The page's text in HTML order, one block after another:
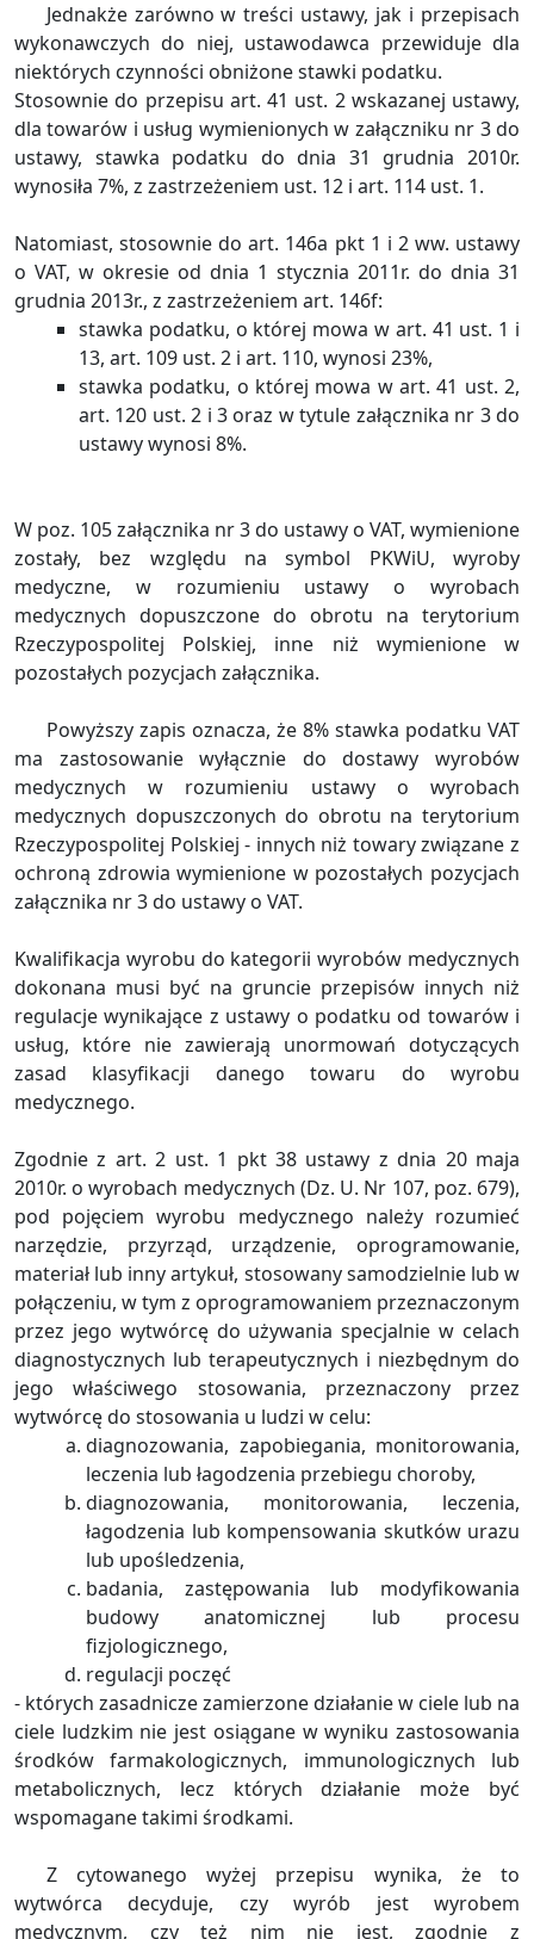
Jednakże zarówno w treści ustawy, jak i przepisach
wykonawczych do niej, ustawodawca przewiduje dla
niektórych czynności obniżone stawki podatku.
Stosownie do przepisu art. 41 ust. 2 wskazanej ustawy,
dla towarów i usług wymienionych w załączniku nr 3 do
ustawy, stawka podatku do dnia 31 grudnia 2010r.
wynosiła 7%, z zastrzeżeniem ust. 12 i art. 114 ust. 1.
Natomiast, stosownie do art. 146a pkt 1 i 2 ww. ustawy
o VAT, w okresie od dnia 1 stycznia 2011r. do dnia 31
grudnia 2013r., z zastrzeżeniem art. 146f:
stawka podatku, o której mowa w art. 41 ust. 1 i
13, art. 109 ust. 2 i art. 110, wynosi 23%,
stawka podatku, o której mowa w art. 41 ust. 2,
art. 120 ust. 2 i 3 oraz w tytule załącznika nr 3 do
ustawy wynosi 8%.
W poz. 105 załącznika nr 3 do ustawy o VAT, wymienione
zostały, bez względu na symbol PKWiU, wyroby
medyczne, w rozumieniu ustawy o wyrobach
medycznych dopuszczone do obrotu na terytorium
Rzeczypospolitej Polskiej, inne niż wymienione w
pozostałych pozycjach załącznika.
Powyższy zapis oznacza, że 8% stawka podatku VAT
ma zastosowanie wyłącznie do dostawy wyrobów
medycznych w rozumieniu ustawy o wyrobach
medycznych dopuszczonych do obrotu na terytorium
Rzeczypospolitej Polskiej - innych niż towary związane z
ochroną zdrowia wymienione w pozostałych pozycjach
załącznika nr 3 do ustawy o VAT.
Kwalifikacja wyrobu do kategorii wyrobów medycznych
dokonana musi być na gruncie przepisów innych niż
regulacje wynikające z ustawy o podatku od towarów i
usług, które nie zawierają unormowań dotyczących
zasad klasyfikacji danego towaru do wyrobu
medycznego.
Zgodnie z art. 2 ust. 1 pkt 38 ustawy z dnia 20 maja
2010r. o wyrobach medycznych (Dz. U. Nr 107, poz. 679),
pod pojęciem wyrobu medycznego należy rozumieć
narzędzie, przyrząd, urządzenie, oprogramowanie,
materiał lub inny artykuł, stosowany samodzielnie lub w
połączeniu, w tym z oprogramowaniem przeznaczonym
przez jego wytwórcę do używania specjalnie w celach
diagnostycznych lub terapeutycznych i niezbędnym do
jego właściwego stosowania, przeznaczony przez
wytwórcę do stosowania u ludzi w celu:
diagnozowania, zapobiegania, monitorowania,
leczenia lub łagodzenia przebiegu choroby,
diagnozowania, monitorowania, leczenia,
łagodzenia lub kompensowania skutków urazu
lub upośledzenia,
badania, zastępowania lub modyfikowania
budowy anatomicznej lub procesu
fizjologicznego,
regulacji poczęć
- których zasadnicze zamierzone działanie w ciele lub na
ciele ludzkim nie jest osiągane w wyniku zastosowania
środków farmakologicznych, immunologicznych lub
metabolicznych, lecz których działanie może być
wspomagane takimi środkami.
Z cytowanego wyżej przepisu wynika, że to
wytwórca decyduje, czy wyrób jest wyrobem
medycznym, czy też nim nie jest, zgodnie z